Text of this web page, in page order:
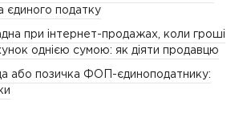
єдиного податку
при інтернет-продажах, коли гроші
однією сумою: як діяти продавцю
або позичка ФОП-єдиноподатнику: